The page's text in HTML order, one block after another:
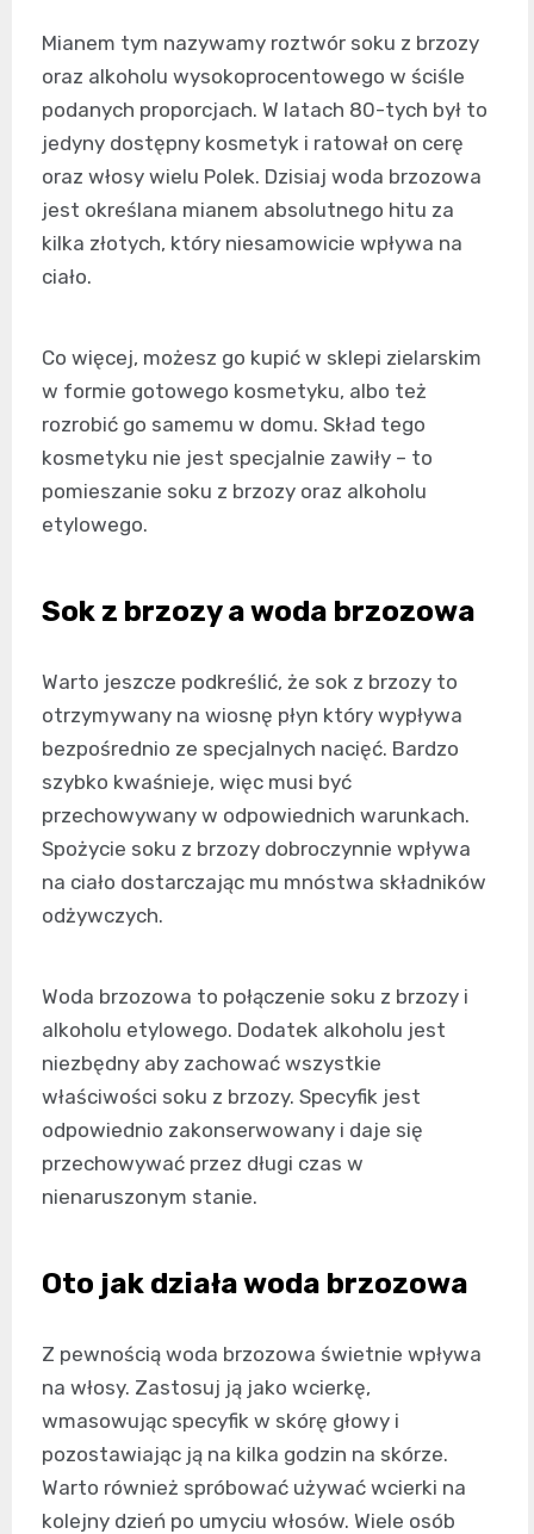
Mianem tym nazywamy roztwór soku z brzozy
oraz alkoholu wysokoprocentowego w ściśle
podanych proporcjach. W latach 80-tych był to
jedyny dostępny kosmetyk i ratował on cerę
oraz włosy wielu Polek. Dzisiaj woda brzozowa
jest określana mianem absolutnego hitu za
kilka złotych, który niesamowicie wpływa na
ciało.
Co więcej, możesz go kupić w sklepi zielarskim
w formie gotowego kosmetyku, albo też
rozrobić go samemu w domu. Skład tego
kosmetyku nie jest specjalnie zawiły – to
pomieszanie soku z brzozy oraz alkoholu
etylowego.
Sok z brzozy a woda brzozowa
Warto jeszcze podkreślić, że sok z brzozy to
otrzymywany na wiosnę płyn który wypływa
bezpośrednio ze specjalnych nacięć. Bardzo
szybko kwaśnieje, więc musi być
przechowywany w odpowiednich warunkach.
Spożycie soku z brzozy dobroczynnie wpływa
na ciało dostarczając mu mnóstwa składników
odżywczych.
Woda brzozowa to połączenie soku z brzozy i
alkoholu etylowego. Dodatek alkoholu jest
niezbędny aby zachować wszystkie
właściwości soku z brzozy. Specyfik jest
odpowiednio zakonserwowany i daje się
przechowywać przez długi czas w
nienaruszonym stanie.
Oto jak działa woda brzozowa
Z pewnością woda brzozowa świetnie wpływa
na włosy. Zastosuj ją jako wcierkę,
wmasowując specyfik w skórę głowy i
pozostawiając ją na kilka godzin na skórze.
Warto również spróbować używać wcierki na
kolejny dzień po umyciu włosów. Wiele osób